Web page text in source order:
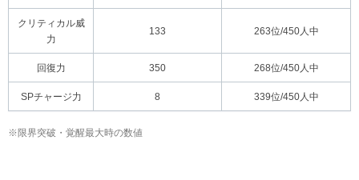
クリティカル威
力
133 263位/450人中
回復力 350 268位/450人中
SPチャージ力 8 339位/450人中
※限界突破・覚醒最大時の数値